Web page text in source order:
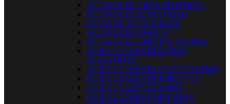
ALTAVOCES GRAN POTENCIA
ALTAVOCES BLUETOOTH
ALTAVOZ INTELIGENTE
ALTAVOCES PARA PC
ALTAVOCES AMPLIFICADORES
AURICULARES DIADEMA
BLUETOOTH
AURICULARES BLUETOOTH TWS
AURICULARES DEPORTIVOS
AURICULARES GAMING
AURICULARES CON CABLE